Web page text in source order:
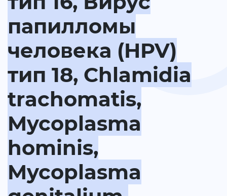
папилломы
человека (HPV)
тип 18, Chlamidia
trachomatis,
Mycoplasma
hominis,
Mycoplasma